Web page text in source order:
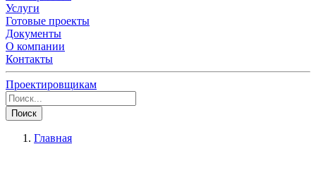
Услуги
Готовые проекты
Документы
О компании
Контакты
Проектировщикам
Поиск
Главная